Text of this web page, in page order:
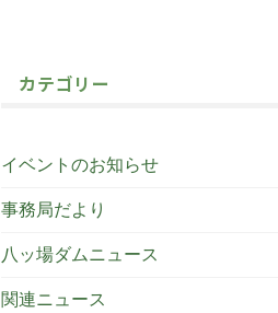
カテゴリー
イベントのお知らせ
事務局だより
八ッ場ダムニュース
関連ニュース